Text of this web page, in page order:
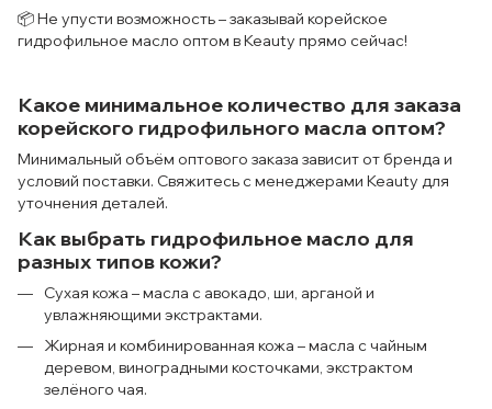
📦 Не упусти возможность – заказывай корейское
гидрофильное масло оптом в Keauty прямо сейчас!
Какое минимальное количество для заказа
корейского гидрофильного масла оптом?
Минимальный объём оптового заказа зависит от бренда и
условий поставки. Свяжитесь с менеджерами Keauty для
уточнения деталей.
Как выбрать гидрофильное масло для
разных типов кожи?
Сухая кожа – масла с авокадо, ши, арганой и
увлажняющими экстрактами.
Жирная и комбинированная кожа – масла с чайным
деревом, виноградными косточками, экстрактом
зелёного чая.